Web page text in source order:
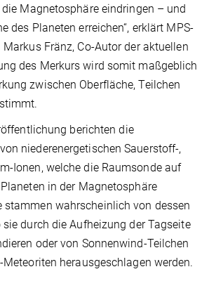
Magnetosphäre eindringen – und
des Planeten erreichen“, erklärt MPS-
Fränz, Co-Autor der aktuellen
des Merkurs wird somit maßgeblich
zwischen Oberfläche, Teilchen
berichten die
niederenergetischen Sauerstoff-,
Ionen, welche die Raumsonde auf
in der Magnetosphäre
stammen wahrscheinlich von dessen
sie durch die Aufheizung der Tagseite
oder von Sonnenwind-Teilchen
herausgeschlagen werden.